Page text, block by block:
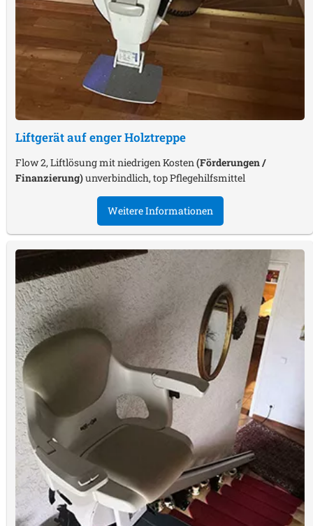
Liftgerät auf enger Holztreppe
Flow 2, Liftlösung mit niedrigen Kosten (Förderungen /
Finanzierung)unverbindlich, top Pflegehilfsmittel
Weitere Informationen